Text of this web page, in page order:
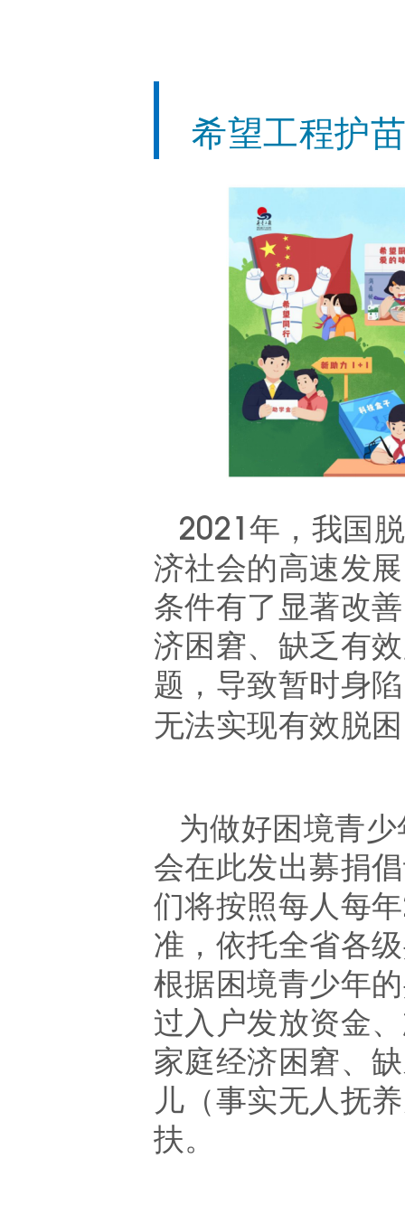
希望工程护
2021年，我国
济社会的高速发
条件有了显著改
济困窘、缺乏有
题，导致暂时身
无法实现有效脱
为做好困境青
会在此发出募捐
们将按照每人每年
准，依托全省各
根据困境青少年
过入户发放资金
家庭经济困窘、
儿（事实无人抚
扶。